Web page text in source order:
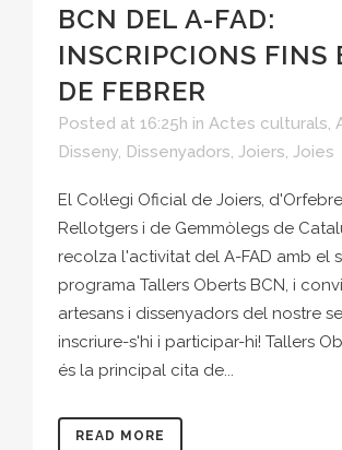
BCN DEL A-FAD:
INSCRIPCIONS FINS
DE FEBRER
Posted at 16:25h in Actes culturals
Disseny Dissenyadors Joiers Joies
El Col·legi Oficial de Joiers,
Rellotgers i de Gemmòlegs de
recolza l'activitat del A-FAD amb el
programa Tallers Oberts BCN, i
artesans i dissenyadors del nostre
inscriure-s'hi i participar-hi! Tallers
és la principal cita de...
READ MORE